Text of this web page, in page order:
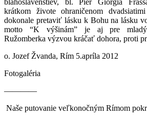
krátkom živote ohraničenom
dokonale pretaviť lásku k Bohu na lásku
motto “K výšinám” je aj pre
Ružomberka výzvou kráčať dohora, proti
o. Jozef Žvanda, Rím 5.apríla 2012
Fotogaléria
————
Naše putovanie veľkonočným Rímom